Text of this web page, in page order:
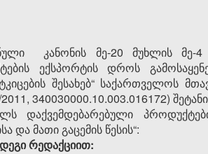
კანონის მე-20 მუხლის მე-4
ექსპორტის დროს
შესახებ“ საქართველოს
340030000.10.003.016172)
დაქვემდებარებული
მათი გაცემის წესის“:
რედაქციით: